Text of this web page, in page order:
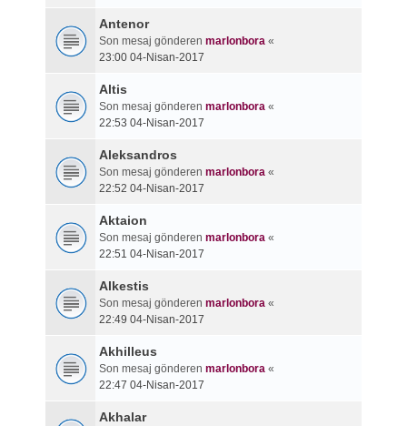
Antenor
Son mesaj gönderen marlonbora«
23:00 04-Nisan-2017
Altis
Son mesaj gönderen marlonbora«
22:53 04-Nisan-2017
Aleksandros
Son mesaj gönderen marlonbora«
22:52 04-Nisan-2017
Aktaion
Son mesaj gönderen marlonbora«
22:51 04-Nisan-2017
Alkestis
Son mesaj gönderen marlonbora«
22:49 04-Nisan-2017
Akhilleus
Son mesaj gönderen marlonbora«
22:47 04-Nisan-2017
Akhalar